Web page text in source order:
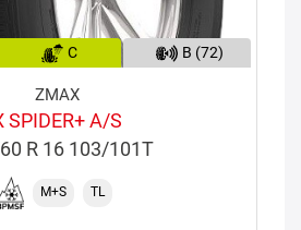
C B (72)
ZMAX
SPIDER+ A/S
R 16 103/101T
M+S TL